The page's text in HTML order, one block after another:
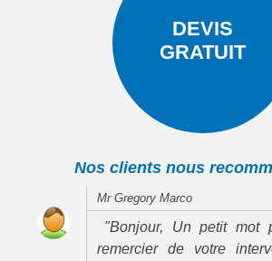
DEVIS
GRATUIT
Nos clients nous
Mr Gregory Marco
"Bonjour, Un petit mot
remercier de votre